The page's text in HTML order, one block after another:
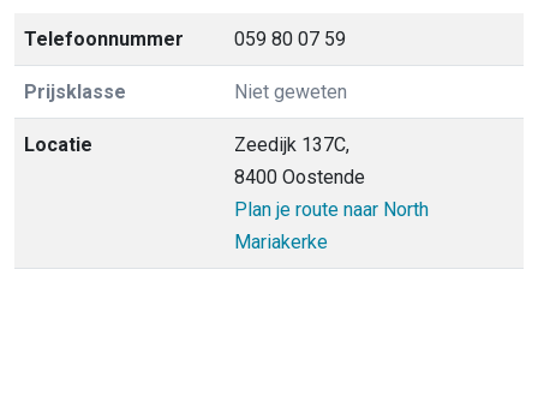
Telefoonnummer 059 80 07 59
Prijsklasse Niet geweten
Locatie
Zeedijk 137C,
8400 Oostende
Plan je route naar North
Mariakerke